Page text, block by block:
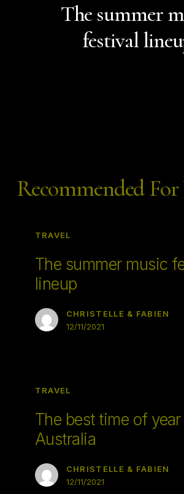
The summer
festival
Recommended For
TRAVEL
The summer music
lineup
CHRISTELLE & FABIEN
12/11/2021
TRAVEL
The best time of
Australia
CHRISTELLE & FABIEN
12/11/2021